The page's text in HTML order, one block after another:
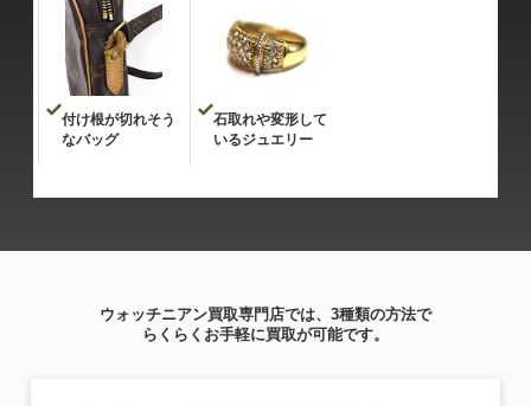
付け根が切れそう
なバッグ
石取れや変形して
いるジュエリー
ウォッチニアン買取専門店では、3種類の方法で
らくらくお手軽に買取が可能です。